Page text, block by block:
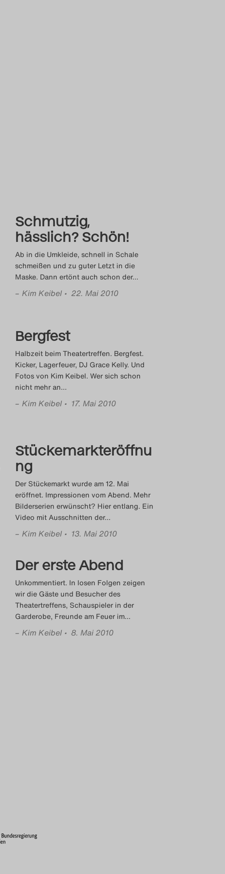
Schmutzig,
hässlich? Schön!
Ab in die Umkleide, schnell in Schale
schmeißen und zu guter Letzt in die
Maske. Dann ertönt auch schon der…
– Kim Keibel • 22. Mai 2010
Bergfest
Halbzeit beim Theatertreffen. Bergfest.
Kicker, Lagerfeuer, DJ Grace Kelly. Und
Fotos von Kim Keibel. Wer sich schon
nicht mehr an…
– Kim Keibel • 17. Mai 2010
Stückemarkteröffnu
ng
Der Stückemarkt wurde am 12. Mai
eröffnet. Impressionen vom Abend. Mehr
Bilderserien erwünscht? Hier entlang. Ein
Video mit Ausschnitten der…
– Kim Keibel • 13. Mai 2010
Der erste Abend
Unkommentiert. In losen Folgen zeigen
wir die Gäste und Besucher des
Theatertreffens, Schauspieler in der
Garderobe, Freunde am Feuer im…
– Kim Keibel • 8. Mai 2010